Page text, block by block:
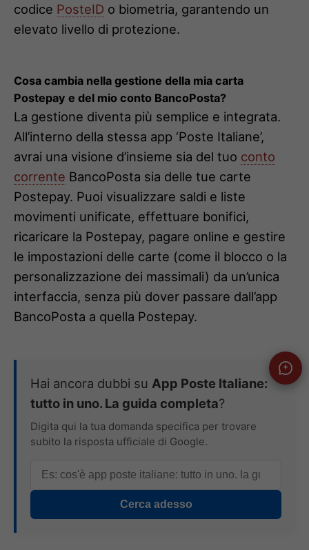
codice PosteID o biometria, garantendo un
elevato livello di protezione.
Cosa cambia nella gestione della mia carta
Postepay e del mio conto BancoPosta?
La gestione diventa più semplice e integrata.
All’interno della stessa app ‘Poste Italiane’,
avrai una visione d’insieme sia del tuo conto
corrente BancoPosta sia delle tue carte
Postepay. Puoi visualizzare saldi e liste
movimenti unificate, effettuare bonifici,
ricaricare la Postepay, pagare online e gestire
le impostazioni delle carte (come il blocco o la
personalizzazione dei massimali) da un’unica
interfaccia, senza più dover passare dall’app
BancoPosta a quella Postepay.
Hai ancora dubbi su App Poste Italiane:
tutto in uno. La guida completa?
Digita qui la tua domanda specifica per trovare
subito la risposta ufficiale di Google.
Cerca adesso